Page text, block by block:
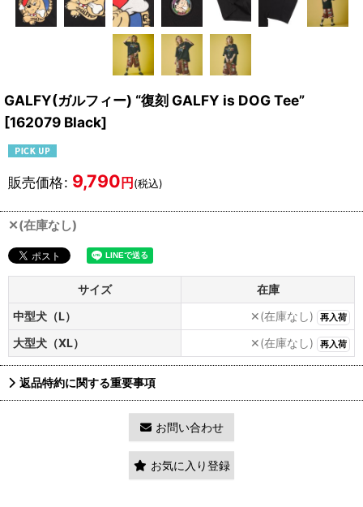
GALFY(ガルフィー) “復刻 GALFY is DOG Tee”
[162079 Black]
販売価格: 9,790円(税込)
✕(在庫なし)
サイズ
在庫
中型犬（L）
✕(在庫なし) 再入荷
大型犬（XL） ✕(在庫なし) 再入荷
返品特約に関する重要事項
お問い合わせ
お気に入り登録